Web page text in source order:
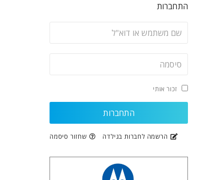
התחברות
זכור אותי
הרשמה לחברות בגילדה שחזור סיסמה